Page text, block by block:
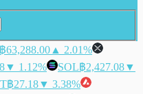
฿63,288.00 ▲ 2.01%
▼ 1.12% SOL฿2,427.08▼
฿27.18▼ 3.38%